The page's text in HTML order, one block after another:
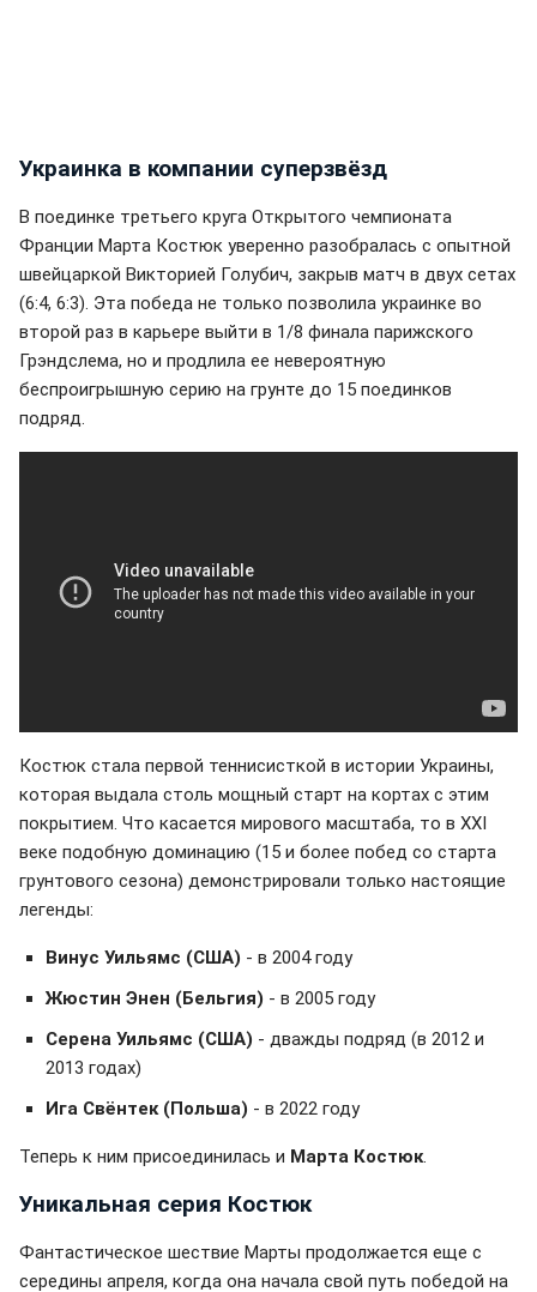
Украинка в компании суперзвёзд
В поединке третьего круга Открытого чемпионата
Франции Марта Костюк уверенно разобралась с опытной
швейцаркой Викторией Голубич, закрыв матч в двух сетах
(6:4, 6:3). Эта победа не только позволила украинке во
второй раз в карьере выйти в 1/8 финала парижского
Грэндслема, но и продлила ее невероятную
беспроигрышную серию на грунте до 15 поединков
подряд.
Костюк стала первой теннисисткой в истории Украины,
которая выдала столь мощный старт на кортах с этим
покрытием. Что касается мирового масштаба, то в XXI
веке подобную доминацию (15 и более побед со старта
грунтового сезона) демонстрировали только настоящие
легенды:
Винус Уильямс (США) - в 2004 году
Жюстин Энен (Бельгия) - в 2005 году
Серена Уильямс (США) - дважды подряд (в 2012 и
2013 годах)
Ига Свёнтек (Польша) - в 2022 году
Теперь к ним присоединилась и Марта Костюк
Уникальная серия Костюк
Фантастическое шествие Марты продолжается еще с
середины апреля, когда она начала свой путь победой на